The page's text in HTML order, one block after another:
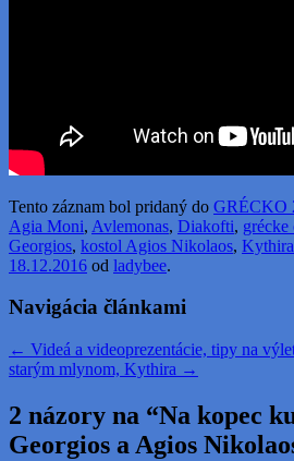
Tento záznam bol pridaný do GRÉCKO
Agia Moni, Avlemonas, Diakofti, grécke
Georgios, kostol Agios Nikolaos, Kythira
18.12.2016 od ladybee.
Navigácia článkami
← Videá a videoprezentácie, tipy na
starým mlynom, Kythira →
2 názory na “Na kopec
Georgios a Agios